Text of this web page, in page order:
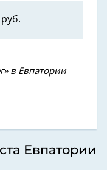
в Евпатории
Евпатории